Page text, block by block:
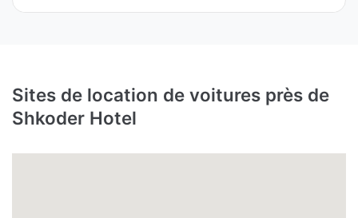
Sites de location de voitures près de
Shkoder Hotel